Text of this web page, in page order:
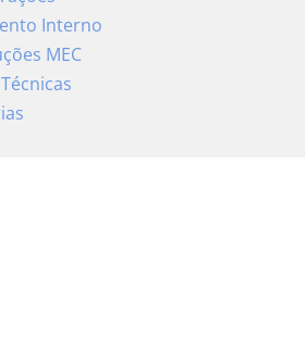
Interno
MEC